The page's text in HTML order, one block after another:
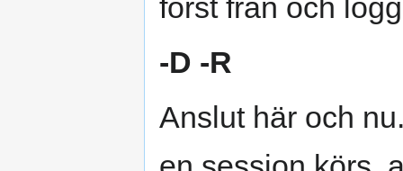
först från och
-D -R
Anslut här och